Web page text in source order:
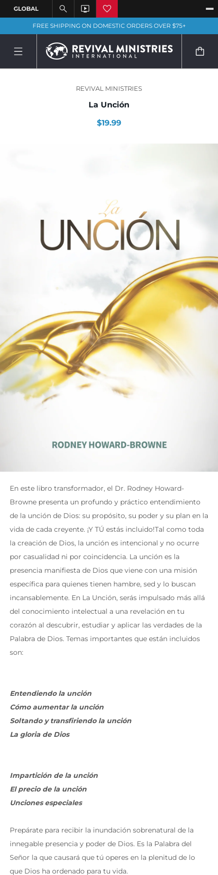
FREE SHIPPING ON DOMESTIC ORDERS OVER $75+
REVIVAL MINISTRIES
La Unción
$19.99
En este libro transformador, el Dr. Rodney Howard-
Browne presenta un profundo y práctico entendimiento
de la unción de Dios: su propósito, su poder y su plan en la
vida de cada creyente. ¡Y TÚ estás incluido!Tal como toda
la creación de Dios, la unción es intencional y no ocurre
por casualidad ni por coincidencia. La unción es la
presencia manifiesta de Dios que viene con una misión
específica para quienes tienen hambre, sed y lo buscan
incansablemente. En La Unción, serás impulsado más allá
del conocimiento intelectual a una revelación en tu
corazón al descubrir, estudiar y aplicar las verdades de la
Palabra de Dios. Temas importantes que están incluidos
son:
Entendiendo la unción
Cómo aumentar la unción
Soltando y transfiriendo la unción
La gloria de Dios
Impartición de la unción
El precio de la unción
Unciones especiales
Prepárate para recibir la inundación sobrenatural de la
innegable presencia y poder de Dios. Es la Palabra del
Señor la que causará que tú operes en la plenitud de lo
que Dios ha ordenado para tu vida.